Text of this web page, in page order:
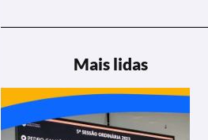
Mais lidas